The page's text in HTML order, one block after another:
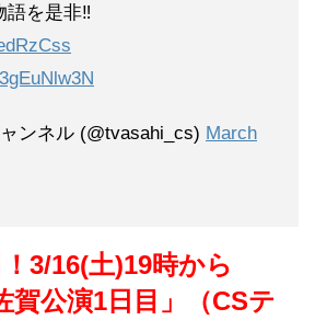
語を是非‼
ンネル (@tvasahi_cs) March
3/16(土)19時から
賀公演1日目」（CSテ